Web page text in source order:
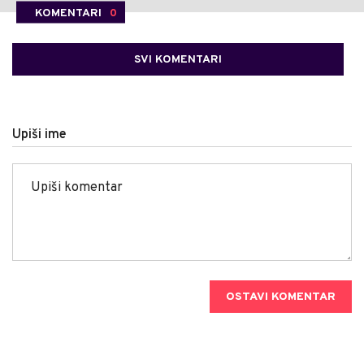
KOMENTARI 0
SVI KOMENTARI
Upiši ime
OSTAVI KOMENTAR